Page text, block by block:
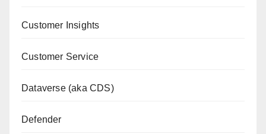
Customer Insights
Customer Service
Dataverse (aka CDS)
Defender